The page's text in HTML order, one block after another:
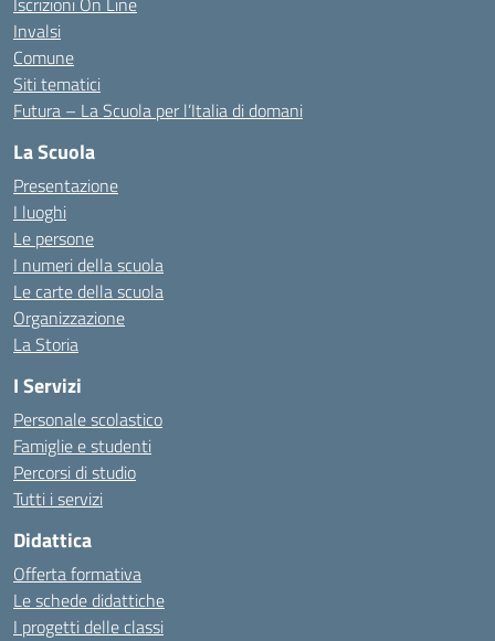
Invalsi
Comune
Siti tematici
Futura – La Scuola per l’Italia di domani
La Scuola
Presentazione
I luoghi
Le persone
I numeri della scuola
Le carte della scuola
Organizzazione
La Storia
I Servizi
Personale scolastico
Famiglie e studenti
Percorsi di studio
Tutti i servizi
Didattica
Offerta formativa
Le schede didattiche
I progetti delle classi